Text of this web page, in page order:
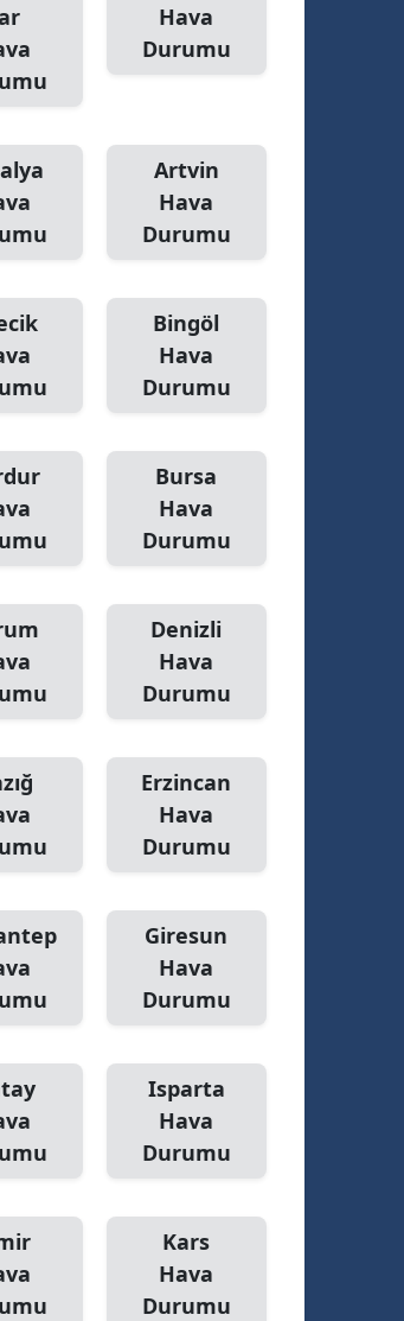
Hava
Durumu
Artvin
Hava
Durumu
Bingöl
Hava
Durumu
Bursa
Hava
Durumu
Denizli
Hava
Durumu
Erzincan
Hava
Durumu
Giresun
Hava
Durumu
Isparta
Hava
Durumu
Kars
Hava
Durumu